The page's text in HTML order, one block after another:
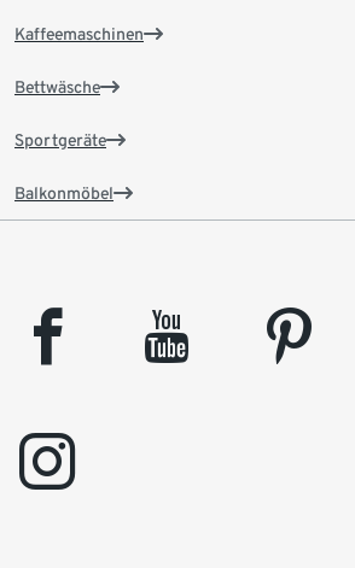
Kaffeemaschinen
Bettwäsche
Sportgeräte
Balkonmöbel
facebook youtube pinterest
instagram